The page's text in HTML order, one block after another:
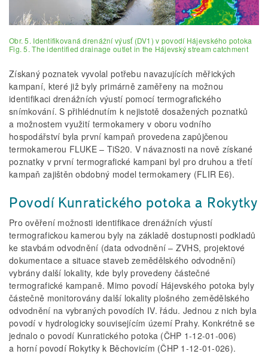
Obr. 5. Identifikovaná drenážní výusť (DV1) v povodí Hájevského potoka
Fig. 5. The identified drainage outlet in the Hájevský stream catchment
Získaný poznatek vyvolal potřebu navazujících měřických
kampaní, které již byly primárně zaměřeny na možnou
identifikaci drenážních výustí pomocí termografického
snímkování. S přihlédnutím k nejistotě dosažených poznatků
a možnostem využití termokamery v oboru vodního
hospodářství byla první kampaň provedena zapůjčenou
termokamerou FLUKE – TiS20. V návaznosti na nově získané
poznatky v první termografické kampani byl pro druhou a třetí
kampaň zajištěn obdobný model termokamery (FLIR E6).
Povodí Kunratického potoka a Rokytky
Pro ověření možnosti identifikace drenážních výustí
termografickou kamerou byly na základě dostupnosti podkladů
ke stavbám odvodnění (data odvodnění – ZVHS, projektové
dokumentace a situace staveb zemědělského odvodnění)
vybrány další lokality, kde byly provedeny částečné
termografické kampaně. Mimo povodí Hájevského potoka byly
částečně monitorovány další lokality plošného zemědělského
odvodnění na vybraných povodích IV. řádu. Jednou z nich byla
povodí v hydrologicky souvisejícím území Prahy. Konkrétně se
jednalo o povodí Kunratického potoka (ČHP 1-12-01-006)
a horní povodí Rokytky k Běchovicím (ČHP 1-12-01-026).